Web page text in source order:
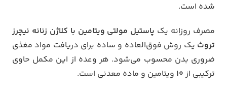
شده است.
مصرف روزانه یک پاستیل مولتی ویتامین با کلاژن زنانه نیچرز
تروث یک روش فوق‌العاده و ساده برای دریافت مواد مغذی
ضروری بدن محسوب می‌شود. هر وعده از این مکمل حاوی
ترکیبی از ۱۰ ویتامین و ماده معدنی است.